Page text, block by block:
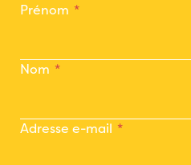
Prénom
Nom
Adresse e-mail